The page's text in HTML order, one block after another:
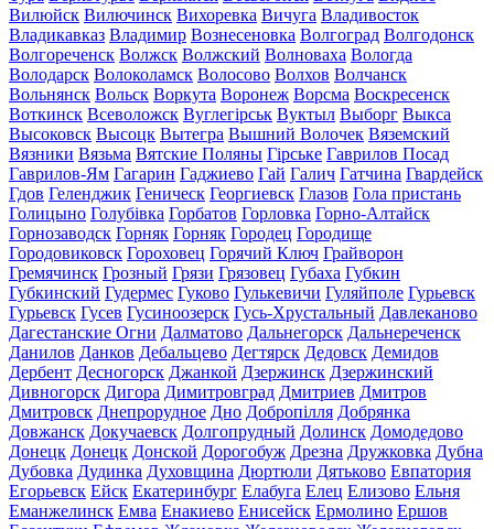
Вилюйск Вилючинск Вихоревка Вичуга Владивосток
Владикавказ Владимир Вознесеновка Волгоград Волгодонск
Волгореченск Волжск Волжский Волноваха Вологда
Володарск Волоколамск Волосово Волхов Волчанск
Вольнянск Вольск Воркута Воронеж Ворсма Воскресенск
Воткинск Всеволожск Вуглегірськ Вуктыл Выборг Выкса
Высоковск Высоцк Вытегра Вышний Волочек Вяземский
Вязники Вязьма Вятские Поляны Гірське Гаврилов Посад
Гаврилов-Ям Гагарин Гаджиево Гай Галич Гатчина Гвардейск
Гдов Геленджик Геническ Георгиевск Глазов Гола пристань
Голицыно Голубівка Горбатов Горловка Горно-Алтайск
Горнозаводск Горняк Горняк Городец Городище
Городовиковск Гороховец Горячий Ключ Грайворон
Гремячинск Грозный Грязи Грязовец Губаха Губкин
Губкинский Гудермес Гуково Гулькевичи Гуляйполе Гурьевск
Гурьевск Гусев Гусиноозерск Гусь-Хрустальный Давлеканово
Дагестанские Огни Далматово Дальнегорск Дальнереченск
Данилов Данков Дебальцево Дегтярск Дедовск Демидов
Дербент Десногорск Джанкой Дзержинск Дзержинский
Дивногорск Дигора Димитровград Дмитриев Дмитров
Дмитровск Днепрорудное Дно Добропілля Добрянка
Довжанск Докучаевск Долгопрудный Долинск Домодедово
Донецк Донецк Донской Дорогобуж Дрезна Дружковка Дубна
Дубовка Дудинка Духовщина Дюртюли Дятьково Евпатория
Егорьевск Ейск Екатеринбург Елабуга Елец Елизово Ельня
Еманжелинск Емва Енакиево Енисейск Ермолино Ершов